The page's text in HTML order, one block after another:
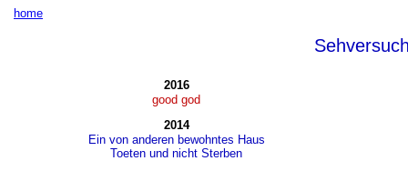
home
2016
good god
2014
Ein von anderen bewohntes Haus
Toeten und nicht Sterben